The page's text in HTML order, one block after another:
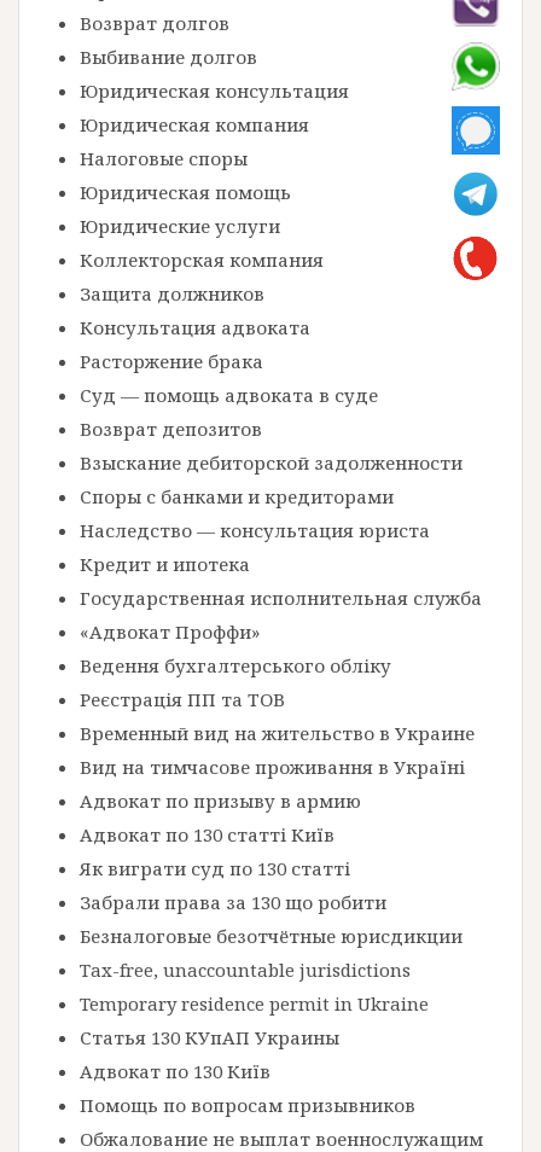
Возврат долгов
Выбивание долгов
Юридическая консультация
Юридическая компания
Налоговые споры
Юридическая помощь
Юридические услуги
Коллекторская компания
Защита должников
Консультация адвоката
Расторжение брака
Суд — помощь адвоката в суде
Возврат депозитов
Взыскание дебиторской задолженности
Споры с банками и кредиторами
Наследство — консультация юриста
Кредит и ипотека
Государственная исполнительная служба
«Адвокат Проффи»
Ведення бухгалтерського обліку
Реєстрація ПП та ТОВ
Временный вид на жительство в Украине
Вид на тимчасове проживання в Україні
Адвокат по призыву в армию
Адвокат по 130 статті Київ
Як виграти суд по 130 статті
Забрали права за 130 що робити
Безналоговые безотчётные юрисдикции
Tax-free, unaccountable jurisdictions
Temporary residence permit in Ukraine
Статья 130 КУпАП Украины
Адвокат по 130 Київ
Помощь по вопросам призывников
Обжалование не выплат военнослужащим